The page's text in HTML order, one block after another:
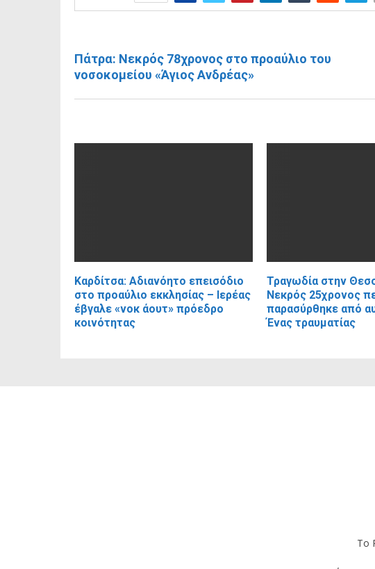
Πάτρα: Νεκρός 78χρονος στο προαύλιο του
νοσοκομείου «Άγιος Ανδρέας»
Καρδίτσα: Αδιανόητο επεισόδιο
στο προαύλιο εκκλησίας – Ιερέας
έβγαλε «νοκ άουτ» πρόεδρο
κοινότητας
Τραγωδία στην
Νεκρός 25χρονος
παρασύρθηκε από
Ένας τραυματίας
Το